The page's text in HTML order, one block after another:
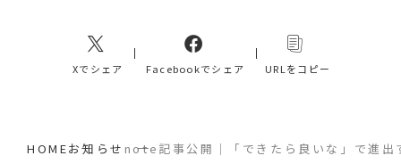
Xでシェア Facebookでシェア URLをコピー
HOMEお知らせ note記事公開｜「できたら良いな」で進